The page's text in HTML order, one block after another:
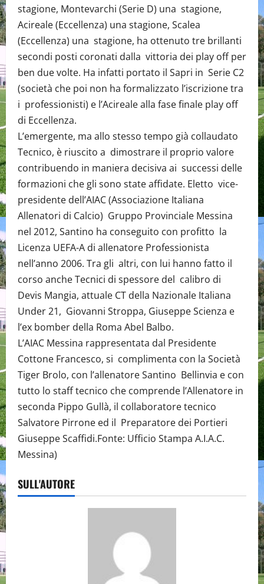
stagione, Montevarchi (Serie D) una stagione,
Acireale (Eccellenza) una stagione, Scalea
(Eccellenza) una stagione, ha ottenuto tre brillanti
secondi posti coronati dalla vittoria dei play off per
ben due volte. Ha infatti portato il Sapri in Serie C2
(società che poi non ha formalizzato l’iscrizione tra
i professionisti) e l’Acireale alla fase finale play off
di Eccellenza.
L’emergente, ma allo stesso tempo già collaudato
Tecnico, è riuscito a dimostrare il proprio valore
contribuendo in maniera decisiva ai successi delle
formazioni che gli sono state affidate. Eletto vice-
presidente dell’AIAC (Associazione Italiana
Allenatori di Calcio) Gruppo Provinciale Messina
nel 2012, Santino ha conseguito con profitto la
Licenza UEFA-A di allenatore Professionista
nell’anno 2006. Tra gli altri, con lui hanno fatto il
corso anche Tecnici di spessore del calibro di
Devis Mangia, attuale CT della Nazionale Italiana
Under 21, Giovanni Stroppa, Giuseppe Scienza e
l’ex bomber della Roma Abel Balbo.
L’AIAC Messina rappresentata dal Presidente
Cottone Francesco, si complimenta con la Società
Tiger Brolo, con l’allenatore Santino Bellinvia e con
tutto lo staff tecnico che comprende l’Allenatore in
seconda Pippo Gullà, il collaboratore tecnico
Salvatore Pirrone ed il Preparatore dei Portieri
Giuseppe Scaffidi.Fonte: Ufficio Stampa A.I.A.C.
Messina)
SULL'AUTORE